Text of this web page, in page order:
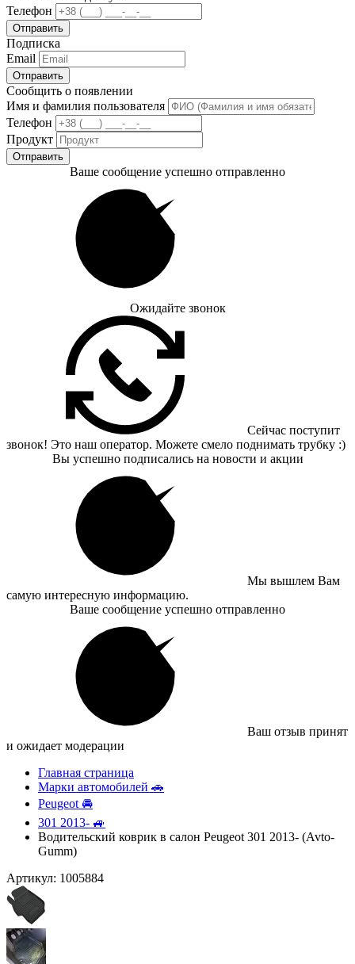
Телефон
Отправить
Подписка
Email
Отправить
Сообщить о появлении
Имя и фамилия пользователя
Телефон
Продукт
Отправить
Ваше сообщение успешно отправленно
Ожидайте звонок
Сейчас поступит
звонок! Это наш оператор. Можете смело поднимать трубку :)
Вы успешно подписались на новости и акции
Мы вышлем Вам
самую интересную информацию.
Ваше сообщение успешно отправленно
Ваш отзыв принят
и ожидает модерации
Главная страница
Марки автомобилей 🚗
Peugeot 🚘
301 2013- 🚙
Водительский коврик в салон Peugeot 301 2013- (Avto-
Gumm)
Артикул: 1005884